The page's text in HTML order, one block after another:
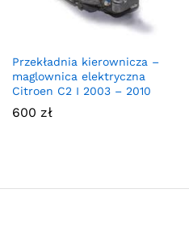
Przekładnia kierownicza –
maglownica elektryczna
Citroen C2 I 2003 – 2010
600 zł